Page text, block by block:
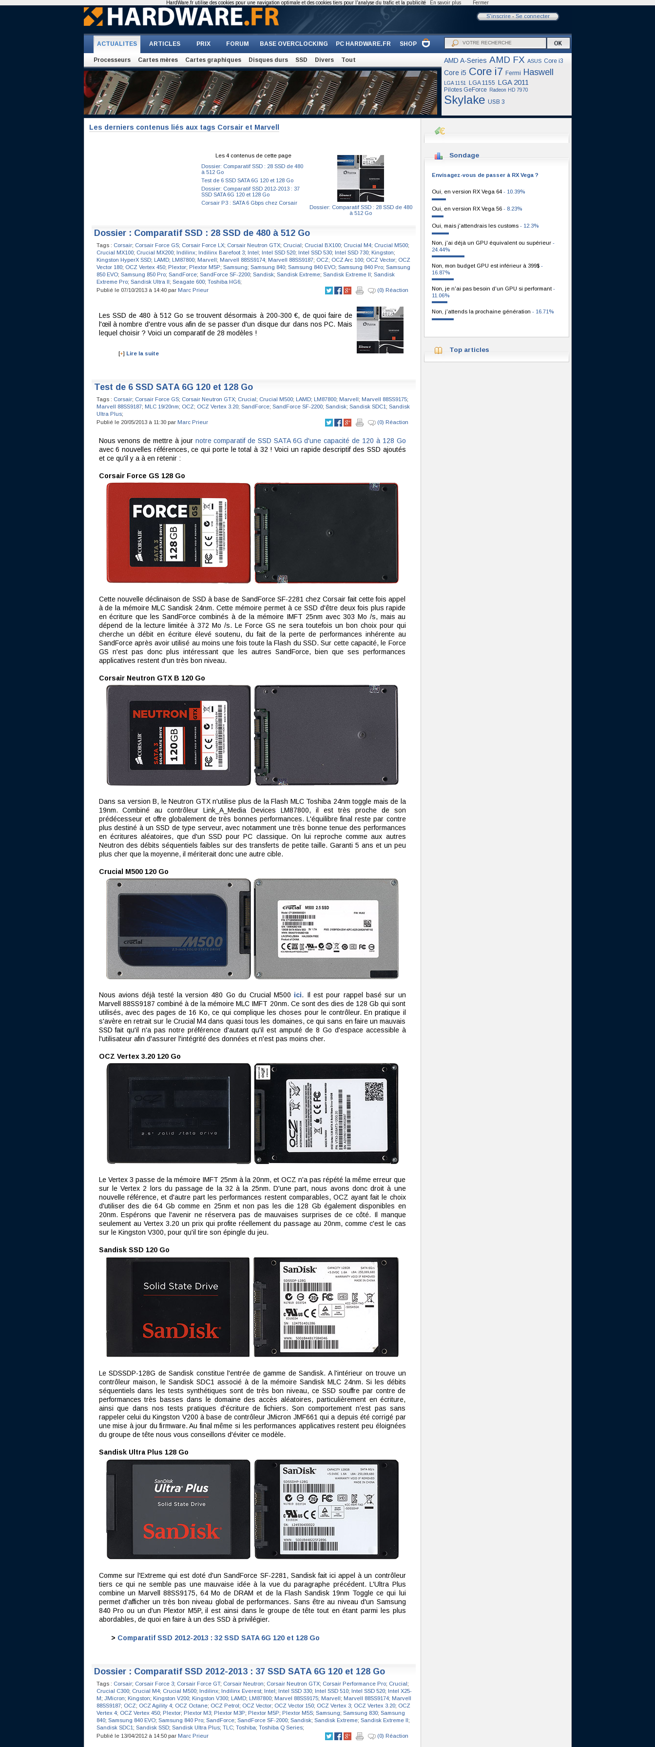
S'inscrire- Se connecter
ACTUALITES ARTICLES PRIX FORUM BASE OVERCLOCKING PC HARDWARE.FR SHOP
Processeurs Cartes mères Cartes graphiques Disques durs SSD Divers Tout AMD A-Series AMD FX ASUS Core i3
Core i5 Core i7 Fermi Haswell
LGA 1151 LGA 1155 LGA 2011
Pilotes GeForce Radeon HD 7970
Skylake USB 3
Les derniers contenus liés aux tags Corsair et Marvell
Les 4 contenus de cette page
Dossier: Comparatif SSD : 28 SSD de 480
à 512 Go
Test de 6 SSD SATA 6G 120 et 128 Go
Dossier: Comparatif SSD 2012-2013 : 37
SSD SATA 6G 120 et 128 Go
Corsair P3 : SATA 6 Gbps chez Corsair
Dossier: Comparatif SSD : 28 SSD de 480
à 512 Go
Dossier : Comparatif SSD : 28 SSD de 480 à 512 Go
Tags : Corsair; Corsair Force GS; Corsair Force LX; Corsair Neutron GTX; Crucial; Crucial BX100; Crucial M4; Crucial M500;
Crucial MX100; Crucial MX200; Indilinx; Indilinx Barefoot 3; Intel; Intel SSD 520; Intel SSD 530; Intel SSD 730; Kingston;
Kingston HyperX SSD; LAMD; LM87800; Marvell; Marvell 88SS9174; Marvell 88SS9187; OCZ; OCZ Arc 100; OCZ Vector; OCZ
Vector 180; OCZ Vertex 450; Plextor; Plextor M5P; Samsung; Samsung 840; Samsung 840 EVO; Samsung 840 Pro; Samsung
850 EVO; Samsung 850 Pro; SandForce; SandForce SF-2200; Sandisk; Sandisk Extreme; Sandisk Extreme II; Sandisk
Extreme Pro; Sandisk Ultra II; Seagate 600; Toshiba HG6;
Publié le 07/10/2013 à 14:40 par Marc Prieur (0) Réaction
Les SSD de 480 à 512 Go se trouvent désormais à 200-300 €, de quoi faire de
l'œil à nombre d'entre vous afin de se passer d'un disque dur dans nos PC. Mais
lequel choisir ? Voici un comparatif de 28 modèles !
[+] Lire la suite
Test de 6 SSD SATA 6G 120 et 128 Go
Tags : Corsair; Corsair Force GS; Corsair Neutron GTX; Crucial; Crucial M500; LAMD; LM87800; Marvell; Marvell 88SS9175;
Marvell 88SS9187; MLC 19/20nm; OCZ; OCZ Vertex 3.20; SandForce; SandForce SF-2200; Sandisk; Sandisk SDC1 ; Sandisk
Ultra Plus;
Publié le 20/05/2013 à 11:30 par Marc Prieur (0) Réaction
Nous venons de mettre à jour notre comparatif de SSD SATA 6G d'une capacité de 120 à 128 Go
avec 6 nouvelles références, ce qui porte le total à 32 ! Voici un rapide descriptif des SSD ajoutés
et ce qu'il y a à en retenir :
Corsair Force GS 128 Go
Cette nouvelle déclinaison de SSD à base de SandForce SF-2281 chez Corsair fait cette fois appel
à de la mémoire MLC Sandisk 24nm. Cette mémoire permet à ce SSD d'être deux fois plus rapide
en écriture que les SandForce combinés à de la mémoire IMFT 25nm avec 303 Mo /s, mais au
dépend de la lecture limitée à 372 Mo /s. Le Force GS ne sera toutefois un bon choix pour qui
cherche un débit en écriture élevé soutenu, du fait de la perte de performances inhérente au
SandForce après avoir utilisé au moins une fois toute la Flash du SSD. Sur cette capacité, le Force
GS n'est pas donc plus intéressant que les autres SandForce, bien que ses performances
applicatives restent d'un très bon niveau.
Corsair Neutron GTX B 120 Go
Dans sa version B, le Neutron GTX n'utilise plus de la Flash MLC Toshiba 24nm toggle mais de la
19nm. Combiné au contrôleur Link_A_Media Devices LM87800, il est très proche de son
prédécesseur et offre globalement de très bonnes performances. L'équilibre final reste par contre
plus destiné à un SSD de type serveur, avec notamment une très bonne tenue des performances
en écritures aléatoires, que d'un SSD pour PC classique. On lui reproche comme aux autres
Neutron des débits séquentiels faibles sur des transferts de petite taille. Garanti 5 ans et un peu
plus cher que la moyenne, il mériterait donc une autre cible.
Crucial M500 120 Go
Nous avions déjà testé la version 480 Go du Crucial M500 ici. Il est pour rappel basé sur un
Marvell 88SS9187 combiné à de la mémoire MLC IMFT 20nm. Ce sont des dies de 128 Gb qui sont
utilisés, avec des pages de 16 Ko, ce qui complique les choses pour le contrôleur. En pratique il
s'avère en retrait sur le Crucial M4 dans quasi tous les domaines, ce qui sans en faire un mauvais
SSD fait qu'il n'a pas notre préférence d'autant qu'il est amputé de 8 Go d'espace accessible à
l'utilisateur afin d'assurer l'intégrité des données et n'est pas moins cher.
OCZ Vertex 3.20 120 Go
Le Vertex 3 passe de la mémoire IMFT 25nm à la 20nm, et OCZ n'a pas répété la même erreur que
sur le Vertex 2 lors du passage de la 32 à la 25nm. D'une part, nous avons donc droit à une
nouvelle référence, et d'autre part les performances restent comparables, OCZ ayant fait le choix
d'utiliser des die 64 Gb comme en 25nm et non pas les die 128 Gb également disponibles en
20nm. Espérons que l'avenir ne réservera pas de mauvaises surprises de ce côté. Il manque
seulement au Vertex 3.20 un prix qui profite réellement du passage au 20nm, comme c'est le cas
sur le Kingston V300, pour qu'il tire son épingle du jeu.
Sandisk SSD 120 Go
Le SDSSDP-128G de Sandisk constitue l'entrée de gamme de Sandisk. A l'intérieur on trouve un
contrôleur maison, le Sandisk SDC1 associé à de la mémoire Sandisk MLC 24nm. Si les débits
séquentiels dans les tests synthétiques sont de très bon niveau, ce SSD souffre par contre de
performances très basses dans le domaine des accès aléatoires, particulièrement en écriture,
ainsi que dans nos tests pratiques d'écriture de fichiers. Son comportement n'est pas sans
rappeler celui du Kingston V200 à base de contrôleur JMicron JMF661 qui a depuis été corrigé par
une mise à jour du firmware. Au final même si les performances applicatives restent peu éloignées
du groupe de tête nous vous conseillons d'éviter ce modèle.
Sandisk Ultra Plus 128 Go
Comme sur l'Extreme qui est doté d'un SandForce SF-2281, Sandisk fait ici appel à un contrôleur
tiers ce qui ne semble pas une mauvaise idée à la vue du paragraphe précédent. L'Ultra Plus
combine un Marvell 88SS9175, 64 Mo de DRAM et de la Flash Sandisk 19nm Toggle ce qui lui
permet d'afficher un très bon niveau global de performances. Sans être au niveau d'un Samsung
840 Pro ou un d'un Plextor M5P, il est ainsi dans le groupe de tête tout en étant parmi les plus
abordables, de quoi en faire à un des SSD à privilégier.
> Comparatif SSD 2012-2013 : 32 SSD SATA 6G 120 et 128 Go
Dossier : Comparatif SSD 2012-2013 : 37 SSD SATA 6G 120 et 128 Go
Tags : Corsair; Corsair Force 3; Corsair Force GT; Corsair Neutron; Corsair Neutron GTX; Corsair Performance Pro; Crucial;
Crucial C300; Crucial M4; Crucial M500; Indilinx; Indilinx Everest; Intel; Intel SSD 330; Intel SSD 510; Intel SSD 520; Intel X25-
M; JMicron; Kingston; Kingston V200; Kingston V300; LAMD; LM87800; Marvel 88SS9175; Marvell; Marvell 88SS9174; Marvell
88SS9187; OCZ; OCZ Agility 4; OCZ Octane; OCZ Petrol; OCZ Vector; OCZ Vector 150; OCZ Vertex 3; OCZ Vertex 3.20; OCZ
Vertex 4; OCZ Vertex 450; Plextor; Plextor M3; Plextor M3P; Plextor M5P; Plextor M5S; Samsung; Samsung 830; Samsung
840; Samsung 840 EVO; Samsung 840 Pro; SandForce; SandForce SF-2000; Sandisk; Sandisk Extreme; Sandisk Extreme II;
Sandisk SDC1 ; Sandisk SSD; Sandisk Ultra Plus; TLC; Toshiba; Toshiba Q Series;
Publié le 13/04/2012 à 14:50 par Marc Prieur (0) Réaction
Sondage
Envisagez-vous de passer à RX Vega ?
Oui, en version RX Vega 64 - 10.39%
Oui, en version RX Vega 56 - 8.23%
Oui, mais j'attendrais les customs - 12.3%
Non, j'ai déjà un GPU équivalent ou supérieur -
24.44%
Non, mon budget GPU est inférieur à 399$ -
16.87%
Non, je n'ai pas besoin d'un GPU si performant -
11.06%
Non, j'attends la prochaine génération - 16.71%
Top articles
HardWare.fr utilise des cookies pour une navigation optimale et des cookies tiers pour l'analyse du trafic et la publicité En savoir plus Fermer